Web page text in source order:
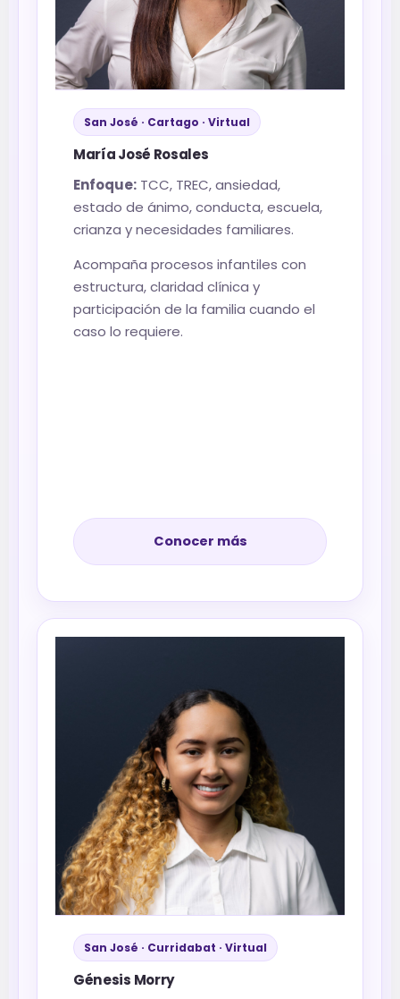
San José · Cartago · Virtual
María José Rosales
Enfoque: TCC, TREC, ansiedad,
estado de ánimo, conducta, escuela,
crianza y necesidades familiares.
Acompaña procesos infantiles con
estructura, claridad clínica y
participación de la familia cuando el
caso lo requiere.
Conocer más
San José · Curridabat · Virtual
Génesis Morry